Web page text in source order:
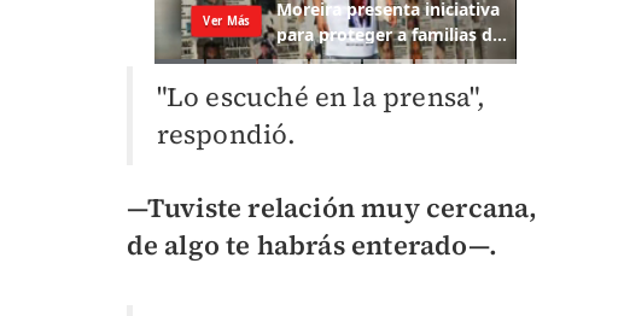
"Lo escuché en la prensa",
respondió.
—Tuviste relación muy cercana,
de algo te habrás enterado—.